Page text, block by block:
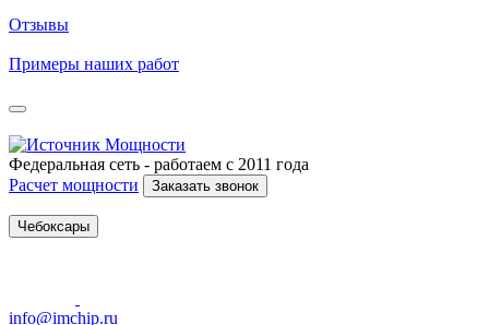
Отзывы
Примеры наших работ
Федеральная сеть - работаем с 2011 года
Расчет мощности
Заказать звонок
Чебоксары
info@imchip.ru